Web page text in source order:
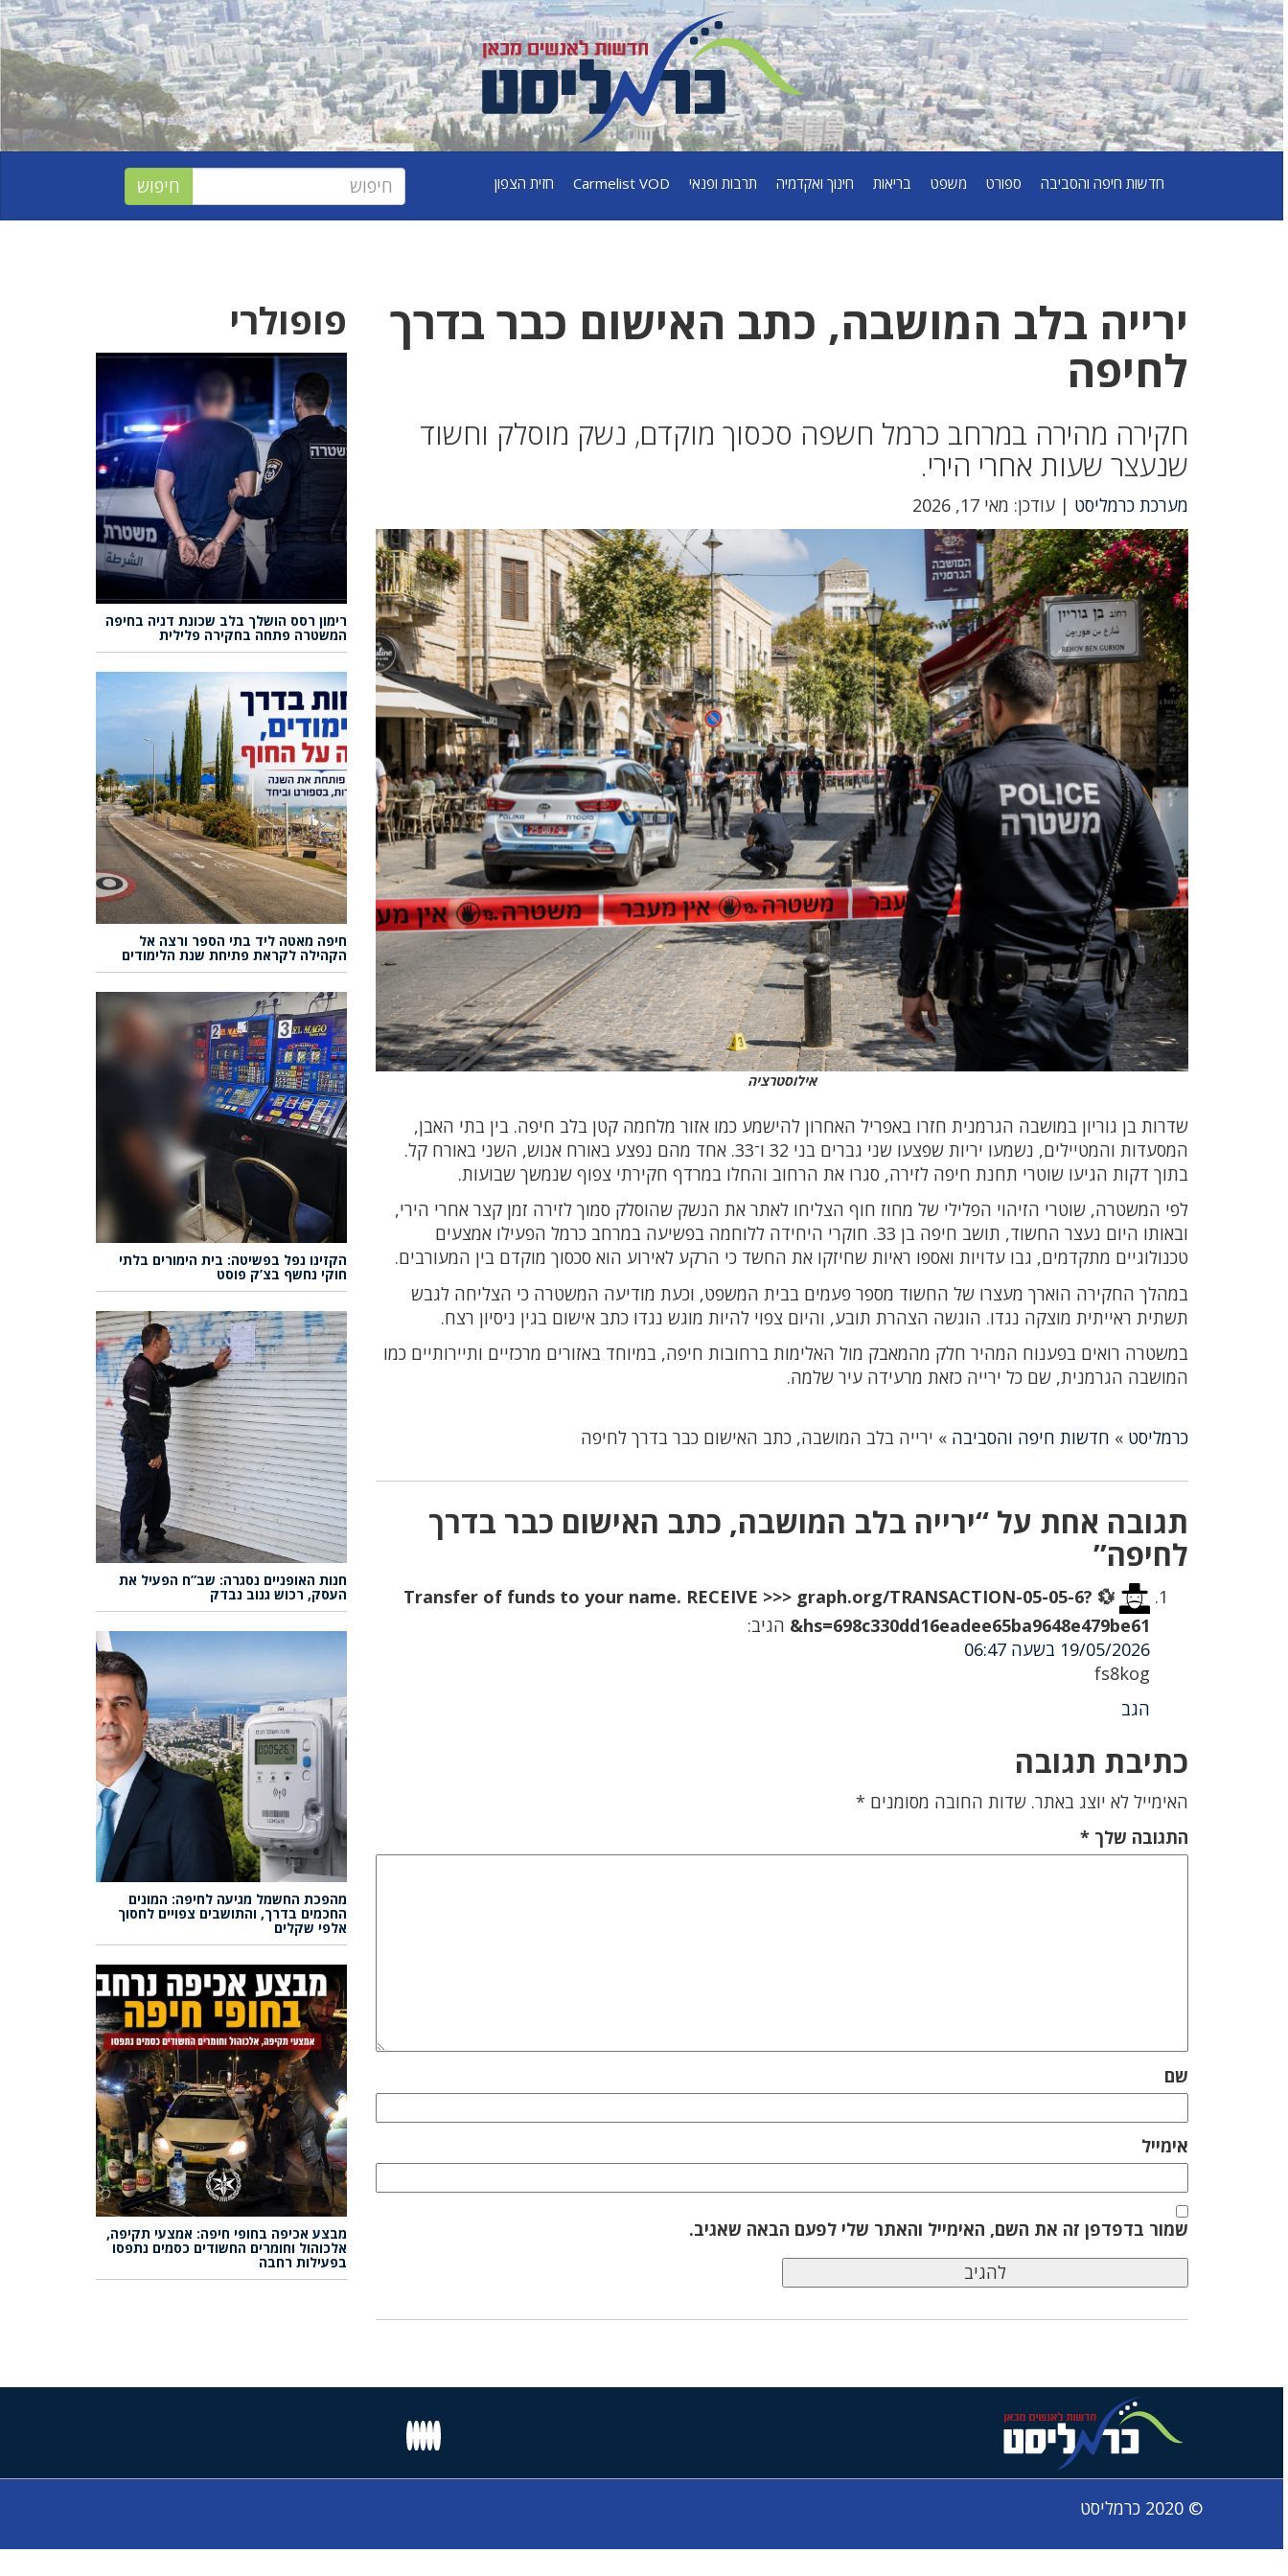
חדשות חיפה והסביבה ספורט משפט בריאות חינוך ואקדמיה תרבות ופנאי Carmelist VOD חזית הצפון
ירייה בלב המושבה, כתב האישום כבר בדרך
לחיפה
חקירה מהירה במרחב כרמל חשפה סכסוך מוקדם, נשק מוסלק וחשוד
שנעצר שעות אחרי הירי.
מערכת כרמליסט | עודכן: מאי 17, 2026
אילוסטרציה
שדרות בן גוריון במושבה הגרמנית חזרו באפריל האחרון להישמע כמו אזור מלחמה קטן בלב חיפה. בין בתי האבן,
המסעדות והמטיילים, נשמעו יריות שפצעו שני גברים בני 32 ו־33. אחד מהם נפצע באורח אנוש, השני באורח קל.
בתוך דקות הגיעו שוטרי תחנת חיפה לזירה, סגרו את הרחוב והחלו במרדף חקירתי צפוף שנמשך שבועות.
לפי המשטרה, שוטרי הזיהוי הפלילי של מחוז חוף הצליחו לאתר את הנשק שהוסלק סמוך לזירה זמן קצר אחרי הירי,
ובאותו היום נעצר החשוד, תושב חיפה בן 33. חוקרי היחידה ללוחמה בפשיעה במרחב כרמל הפעילו אמצעים
טכנולוגיים מתקדמים, גבו עדויות ואספו ראיות שחיזקו את החשד כי הרקע לאירוע הוא סכסוך מוקדם בין המעורבים.
במהלך החקירה הוארך מעצרו של החשוד מספר פעמים בבית המשפט, וכעת מודיעה המשטרה כי הצליחה לגבש
תשתית ראייתית מוצקה נגדו. הוגשה הצהרת תובע, והיום צפוי להיות מוגש נגדו כתב אישום בגין ניסיון רצח.
במשטרה רואים בפענוח המהיר חלק מהמאבק מול האלימות ברחובות חיפה, במיוחד באזורים מרכזיים ותיירותיים כמו
המושבה הגרמנית, שם כל ירייה כזאת מרעידה עיר שלמה.
כרמליסט » חדשות חיפה והסביבה » ירייה בלב המושבה, כתב האישום כבר בדרך לחיפה
תגובה אחת על “ירייה בלב המושבה, כתב האישום כבר בדרך
לחיפה”
💱 Transfer of funds to your name. RECEIVE >>> graph.org/TRANSACTION-05-05-6?
hs=698c330dd16eadee65ba9648e479be61&
הגיב:
19/05/2026 בשעה 06:47
fs8kog
הגב
כתיבת תגובה
האימייל לא יוצג באתר. שדות החובה מסומנים *
התגובה שלך*
שם
אימייל
שמור בדפדפן זה את השם, האימייל והאתר שלי לפעם הבאה שאגיב.
פופולרי
רימון רסס הושלך בלב שכונת דניה בחיפה
המשטרה פתחה בחקירה פלילית
חיפה מאטה ליד בתי הספר ורצה אל
הקהילה לקראת פתיחת שנת הלימודים
הקזינו נפל בפשיטה: בית הימורים בלתי
חוקי נחשף בצ’ק פוסט
חנות האופניים נסגרה: שב”ח הפעיל את
העסק, רכוש גנוב נבדק
מהפכת החשמל מגיעה לחיפה: המונים
החכמים בדרך, והתושבים צפויים לחסוך
אלפי שקלים
מבצע אכיפה בחופי חיפה: אמצעי תקיפה,
אלכוהול וחומרים החשודים כסמים נתפסו
בפעילות רחבה
© 2020 כרמליסט